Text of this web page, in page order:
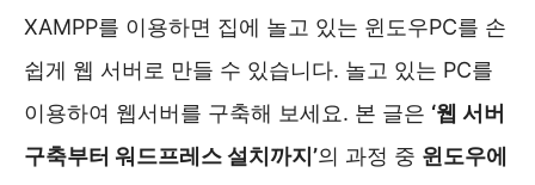
XAMPP를 이용하면 집에 놀고 있는 윈도우PC를 손
쉽게 웹 서버로 만들 수 있습니다. 놀고 있는 PC를
이용하여 웹서버를 구축해 보세요. 본 글은 ‘웹 서버
구축부터 워드프레스 설치까지’의 과정 중 윈도우에